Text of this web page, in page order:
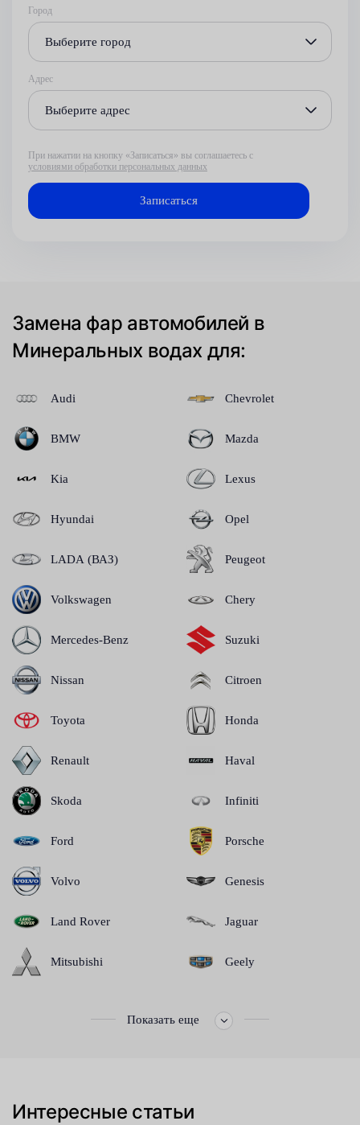
Город
Выберите город
Адрес
Выберите адрес
При нажатии на кнопку «Записаться» вы соглашаетесь с
условиями обработки персональных данных
Замена фар автомобилей в
Минеральных водах для:
Audi
BMW
Kia
Hyundai
LADA (ВАЗ)
Volkswagen
Mercedes-Benz
Nissan
Toyota
Renault
Skoda
Ford
Volvo
Land Rover
Mitsubishi
Chevrolet
Mazda
Lexus
Opel
Peugeot
Chery
Suzuki
Citroen
Honda
Haval
Infiniti
Porsche
Genesis
Jaguar
Geely
Показать еще
Интересные статьи